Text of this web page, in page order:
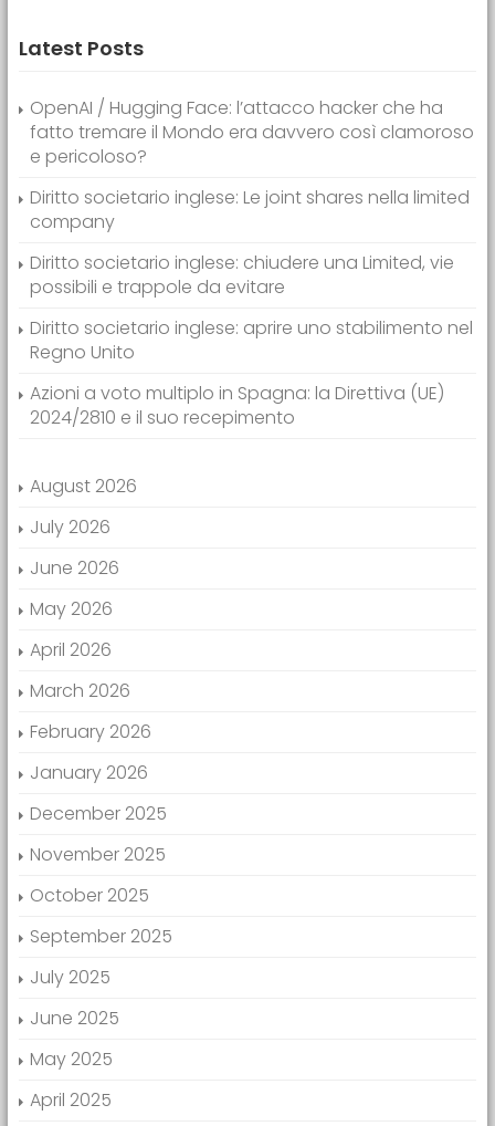
Latest Posts
OpenAI / Hugging Face: l’attacco hacker che ha
fatto tremare il Mondo era davvero così clamoroso
e pericoloso?
Diritto societario inglese: Le joint shares nella limited
company
Diritto societario inglese: chiudere una Limited, vie
possibili e trappole da evitare
Diritto societario inglese: aprire uno stabilimento nel
Regno Unito
Azioni a voto multiplo in Spagna: la Direttiva (UE)
2024/2810 e il suo recepimento
August 2026
July 2026
June 2026
May 2026
April 2026
March 2026
February 2026
January 2026
December 2025
November 2025
October 2025
September 2025
July 2025
June 2025
May 2025
April 2025